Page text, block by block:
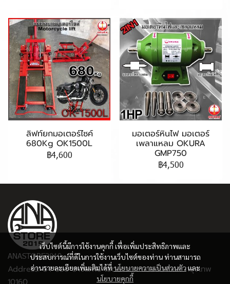
ลิฟท์ยกมอเตอร์ไซค์
680Kg OK1500L
฿4,600
มอเตอร์หินไฟ มอเตอร์
เพลาแหลม OKURA
GMP750
฿4,500
เว็บไซต์นี้มีการใช้งานคุกกี้ เพื่อเพิ่มประสิทธิภาพและ
ประสบการณ์ที่ดีในการใช้งานเว็บไซต์ของท่าน ท่านสามารถ
อ่านรายละเอียดเพิ่มเติมได้ที่นโยบายความเป็นส่วนตัวและ
นโยบายคุกกี้
ANASTORE2019
Address: 64 ซอย บางแค10 เขตบางแค แขวงบางแค กรุงเทพ